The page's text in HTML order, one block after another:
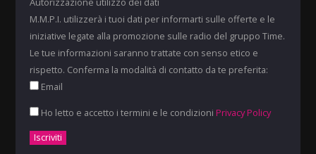
M.M.P.I. utilizzerà i tuoi dati per informarti sulle offerte e le
iniziative legate alla promozione sulle radio del gruppo Time.
Le tue informazioni saranno trattate con senso etico e
rispetto. Conferma la modalità di contatto da te preferita:
Email
Ho letto e accetto i termini e le condizioni Privacy Policy